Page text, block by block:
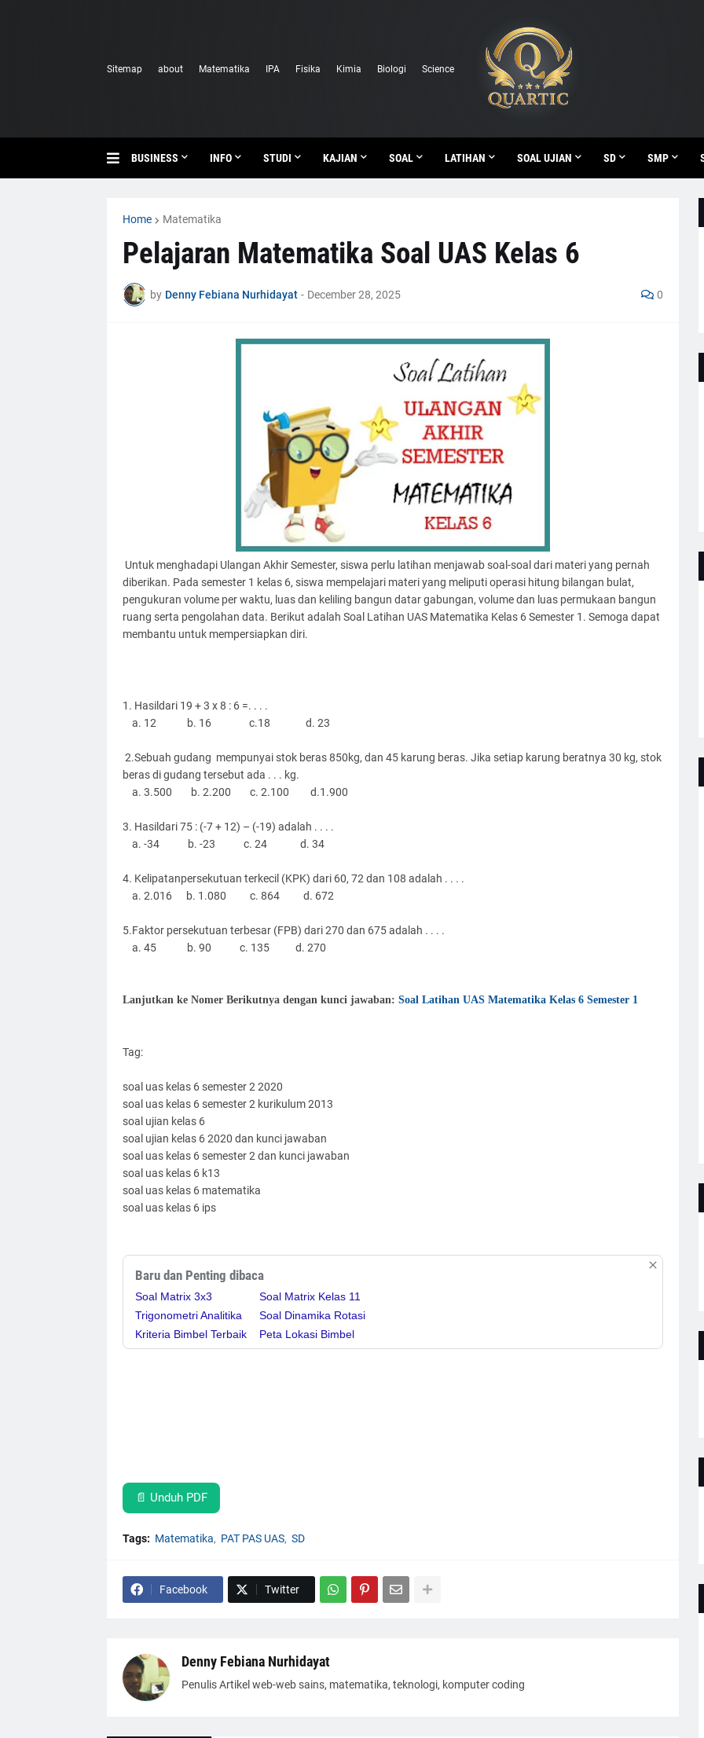
Sitemap about Matematika IPA Fisika Kimia Biologi Science
BUSINESS INFO STUDI KAJIAN SOAL LATIHAN SOAL UJIAN SD SMP
Home Matematika
Pelajaran Matematika Soal UAS Kelas 6
by Denny Febiana Nurhidayat - December 28, 2025 0
Untuk menghadapi Ulangan Akhir Semester, siswa perlu latihan menjawab soal-soal dari materi yang pernah
diberikan. Pada semester 1 kelas 6, siswa mempelajari materi yang meliputi operasi hitung bilangan bulat,
pengukuran volume per waktu, luas dan keliling bangun datar gabungan, volume dan luas permukaan bangun
ruang serta pengolahan data. Berikut adalah Soal Latihan UAS Matematika Kelas 6 Semester 1. Semoga dapat
membantu untuk mempersiapkan diri.
1. Hasildari 19 + 3 x 8 : 6 =. . . .
a. 12 b. 16 c.18 d. 23
2.Sebuah gudang mempunyai stok beras 850kg, dan 45 karung beras. Jika setiap karung beratnya 30 kg, stok
beras di gudang tersebut ada . . . kg.
a. 3.500 b. 2.200 c. 2.100 d.1.900
3. Hasildari 75 : (-7 + 12) – (-19) adalah . . . .
a. -34 b. -23 c. 24 d. 34
4. Kelipatanpersekutuan terkecil (KPK) dari 60, 72 dan 108 adalah . . . .
a. 2.016 b. 1.080 c. 864 d. 672
5.Faktor persekutuan terbesar (FPB) dari 270 dan 675 adalah . . . .
a. 45 b. 90 c. 135 d. 270
Lanjutkan ke Nomer Berikutnya dengan kunci jawaban: Soal Latihan UAS Matematika Kelas 6 Semester 1
Tag:
soal uas kelas 6 semester 2 2020
soal uas kelas 6 semester 2 kurikulum 2013
soal ujian kelas 6
soal ujian kelas 6 2020 dan kunci jawaban
soal uas kelas 6 semester 2 dan kunci jawaban
soal uas kelas 6 k13
soal uas kelas 6 matematika
soal uas kelas 6 ips
Baru dan Penting dibaca
Soal Matrix 3x3
Trigonometri Analitika
Kriteria Bimbel Terbaik
Soal Matrix Kelas 11
Soal Dinamika Rotasi
Peta Lokasi Bimbel
📄 Unduh PDF
Tags: Matematika PAT PAS UAS SD
Facebook Twitter
Denny Febiana Nurhidayat
Penulis Artikel web-web sains, matematika, teknologi, komputer coding